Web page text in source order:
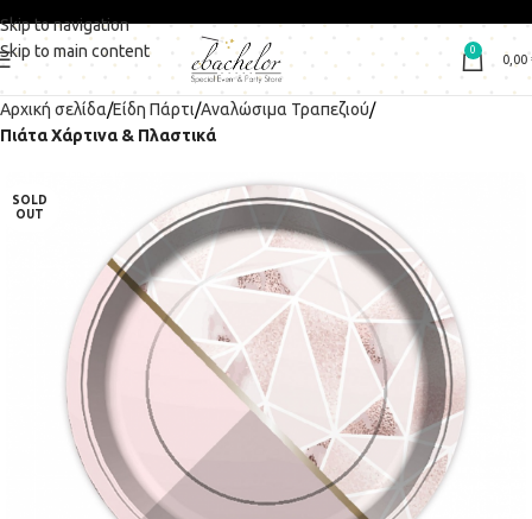
Skip to navigation
Skip to main content
0
0,00
Αρχική σελίδα Είδη Πάρτι Αναλώσιμα Τραπεζιού
Πιάτα Χάρτινα & Πλαστικά
SOLD
OUT